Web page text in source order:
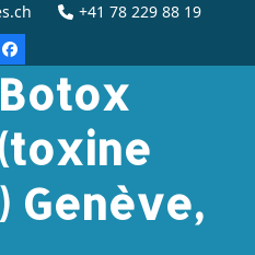
+41 78 229 88 19
Botox
(toxine
Genève,